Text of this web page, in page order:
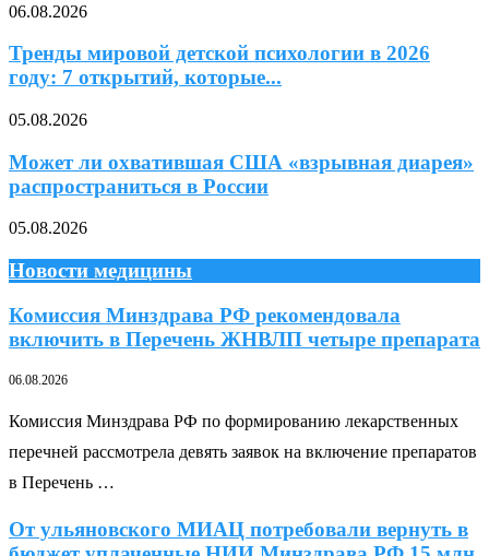
06.08.2026
Тренды мировой детской психологии в 2026
году: 7 открытий, которые...
05.08.2026
Может ли охватившая США «взрывная диарея»
распространиться в России
05.08.2026
Новости медицины
Комиссия Минздрава РФ рекомендовала
включить в Перечень ЖНВЛП четыре препарата
06.08.2026
Комиссия Минздрава РФ по формированию лекарственных
перечней рассмотрела девять заявок на включение препаратов
в Перечень …
От ульяновского МИАЦ потребовали вернуть в